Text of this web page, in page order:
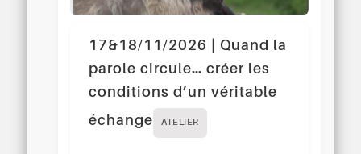
17&18/11/2026 | Quand la
parole circule… créer les
conditions d’un véritable
échange
ATELIER